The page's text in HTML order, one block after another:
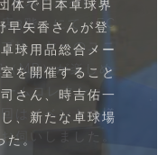
体で日本卓球界
早矢香さんが登
球用品総合メー
を開催すること
さん、時吉佑一
、新たな卓球場
。
3階」にて、FC
レーヤーのユニ
MR）が楽しめ
ームコレクショ
はイベントの様
伺いしました。
球ブランドショ
の要素を取り入
スペースとして
で今回は、運営
プ会社「スヴェ
」の山下亮社長
卓球に対する想